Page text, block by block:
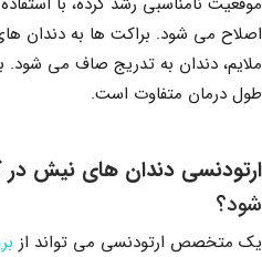
اصلاح می‌ شود. براکت‌ ها به دندان‌
ملایم، دندان به تدریج صاف می‌
طول درمان متفاوت است.
ارتودنسی دندان های نیش در
شود؟
یک متخصص ارتودنسی می تواند از